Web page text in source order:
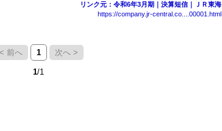
リンク元：令和6年3月期｜決算短信｜ＪＲ東海
https://company.jr-central.co....00001.html
< 前へ 1 次へ >
1/1